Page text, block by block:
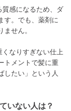
感になるため、ダ
す。でも、薬剤に
せん。
なりすぎない仕上
トメントで髪に重
したい」という人
いない人は？